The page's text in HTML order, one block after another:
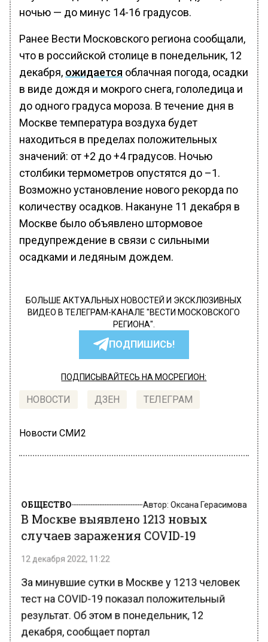
ночью — до минус 14-16 градусов.
Ранее Вести Московского региона сообщали,
что в российской столице в понедельник, 12
декабря, ожидается облачная погода, осадки
в виде дождя и мокрого снега, гололедица и
до одного градуса мороза. В течение дня в
Москве температура воздуха будет
находиться в пределах положительных
значений: от +2 до +4 градусов. Ночью
столбики термометров опустятся до –1.
Возможно установление нового рекорда по
количеству осадков. Накануне 11 декабря в
Москве было объявлено штормовое
предупреждение в связи с сильными
осадками и ледяным дождем.
БОЛЬШЕ АКТУАЛЬНЫХ НОВОСТЕЙ И ЭКСКЛЮЗИВНЫХ
ВИДЕО В ТЕЛЕГРАМ-КАНАЛЕ "ВЕСТИ МОСКОВСКОГО
РЕГИОНА".
ПОДПИШИСЬ!
ПОДПИСЫВАЙТЕСЬ НА МОСРЕГИОН:
НОВОСТИ ДЗЕН ТЕЛЕГРАМ
Новости СМИ2
В Москве выявлено 1213 новых
случаев заражения COVID-19
тест на COVID-19 показал положительный
результат. Об этом в понедельник, 12
декабря, сообщает портал